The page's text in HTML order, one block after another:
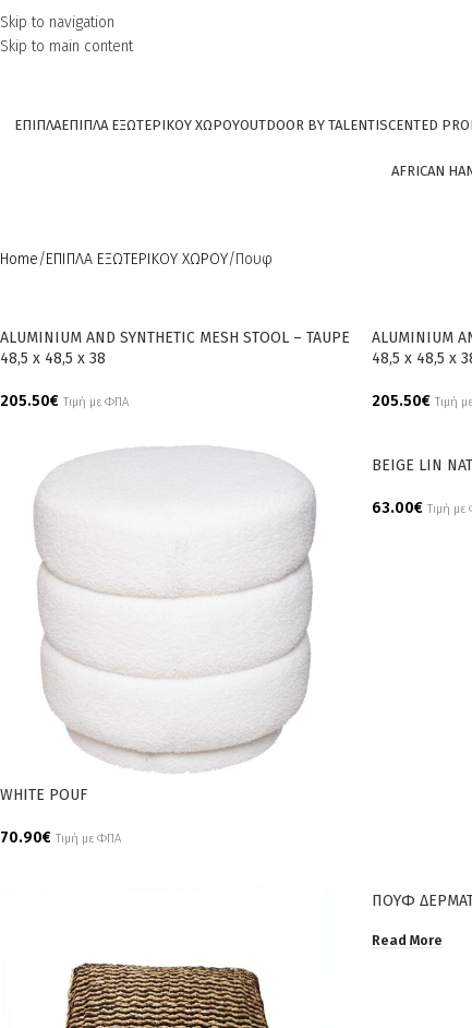
Skip to navigation
Skip to main content
ΕΠΙΠΛΑΕΠΙΠΛΑ ΕΞΩΤΕΡΙΚΟΥ ΧΩΡΟΥOUTDOOR BY TALENTISCENTED
AFRICAN
Home ΕΠΙΠΛΑ ΕΞΩΤΕΡΙΚΟΥ ΧΩΡΟΥ Πουφ
ALUMINIUM AND SYNTHETIC MESH STOOL – TAUPE
48,5 x 48,5 x 38
205.50€ Τιμή με ΦΠΑ
ALUMINIUM
48,5 x 48,5 x
205.50€ Τιμή
WHITE POUF
70.90€ Τιμή με ΦΠΑ
BEIGE LIN
63.00€ Τιμή
ΠΟΥΦ
Read More